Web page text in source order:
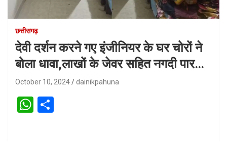
छत्तीसगढ़
देवी दर्शन करने गए इंजीनियर के घर चोरों ने
बोला धावा,लाखों के जेवर सहित नगदी पार…
October 10, 2024 dainikpahuna
W